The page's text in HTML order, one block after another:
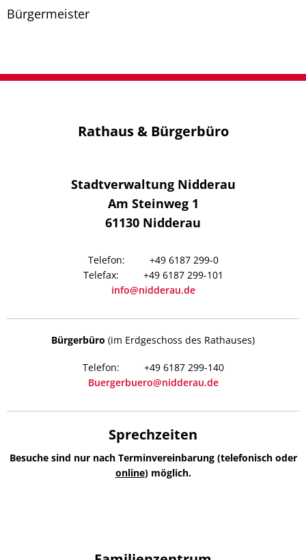
Bürgermeister
Rathaus & Bürgerbüro
Stadtverwaltung Nidderau
Am Steinweg 1
61130 Nidderau
+49 6187 299-0
+49 6187 299-101
info@nidderau.de
Bürgerbüro (im Erdgeschoss des Rathauses)
+49 6187 299-140
Buergerbuero@nidderau.de
Sprechzeiten
Besuche sind nur nach Terminvereinbarung (telefonisch oder
online) möglich.